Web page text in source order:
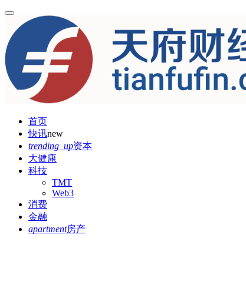
首页
快讯new
trending_up资本
大健康
科技
TMT
Web3
消费
金融
apartment房产